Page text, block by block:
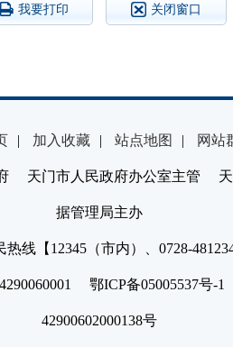
我要打印 关闭窗口
| 加入收藏 | 站点地图 | 网站
天门市人民政府办公室主管 天
据管理局主办
热线【12345（市内）、0728-
鄂ICP备05005537号
42900602000138号